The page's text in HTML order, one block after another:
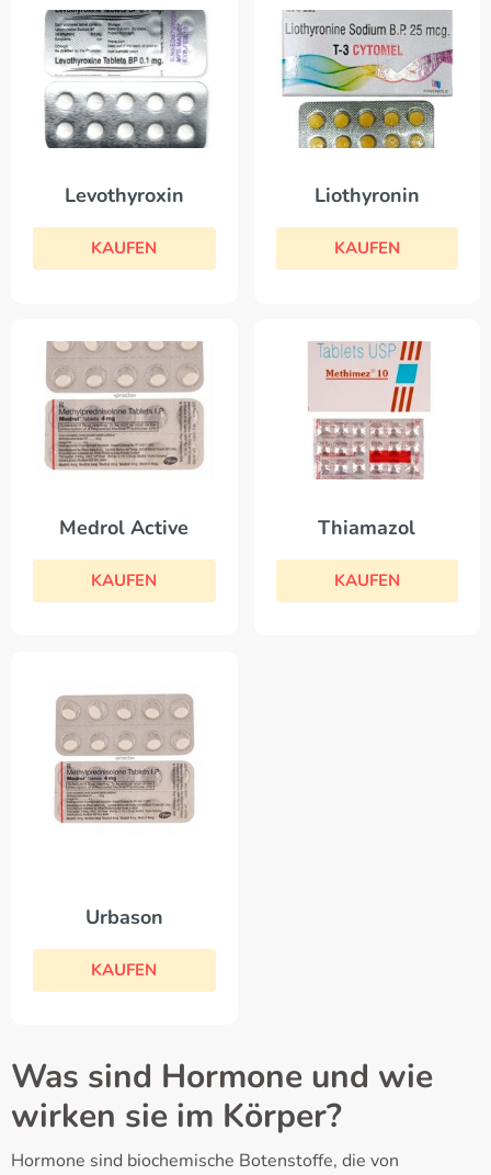
Levothyroxin
KAUFEN
Liothyronin
KAUFEN
Medrol Active
KAUFEN
Thiamazol
KAUFEN
Urbason
KAUFEN
Was sind Hormone und wie
wirken sie im Körper?
Hormone sind biochemische Botenstoffe, die von